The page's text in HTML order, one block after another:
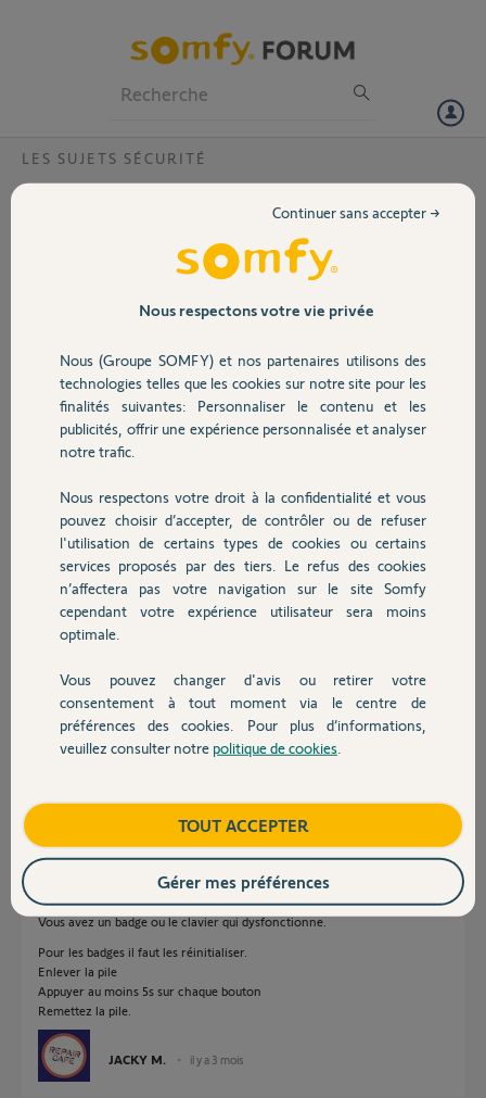
Volet
Sécurité
Domotique
Chauffage
Autres produits
Devis avec un pro
Contact
LES SUJETS SÉCURITÉ
Mode nuit s’active tout seul
Je me suis absentée. Lors de l’activation du mode nuit,
fois sans s’arrêter. J’ai désactivé avec le badge et ai relancé le mode
Cela s’est arrêté.
Mais à mon retour, impossible de désactiver le mode nuit.
Quand j’enlève l’alarme avec l’application et le badge l’alarme se
désactive puis quelques secondes après se remet toute seule sur le
mode nuit.
C’est embêtant parce que du coup je ne peux pas aller dans mon
garage.
Et je ne peux pas relancer un diagnostic parce que l’application
considère que l’alarme est mise.
C’est sans fin.
Comment régler ce problème svp ?
Merci,
Virginie V.
Participer au fil de discussion
Réponses
Bonjour
Vous avez un badge ou le clavier qui dysfonctionne.
Pour les badges il faut les réinitialiser.
Enlever la pile
Appuyer au moins 5s sur chaque bouton
Remettez la pile.
JACKY M. il y a 3 mois
Nous respectons votre vie privée
Nous (Groupe SOMFY) et nos partenaires utilisons des
technologies telles que les cookies sur notre site pour les
finalités suivantes: Personnaliser le contenu et les
publicités, offrir une expérience personnalisée et analyser
notre trafic.
Nous respectons votre droit à la confidentialité et vous
pouvez choisir d’accepter, de contrôler ou de refuser
l'utilisation de certains types de cookies ou certains
services proposés par des tiers. Le refus des cookies
n’affectera pas votre navigation sur le site Somfy
cependant votre expérience utilisateur sera moins
optimale.
Vous pouvez changer d'avis ou retirer votre
consentement à tout moment via le centre de
préférences des cookies. Pour plus d’informations,
veuillez consulter notre politique de cookies
Continuer sans accepter →
TOUT ACCEPTER
Gérer mes préférences